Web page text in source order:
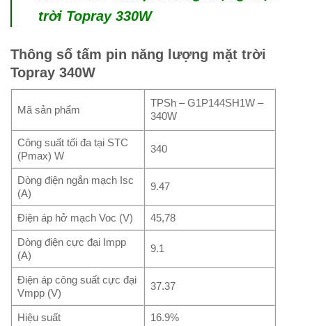
trời Topray 330W
Thông số tấm pin năng lượng mặt trời
Topray 340W
Mã sản phẩm
TPSh – G1P144SH1W –
340W
Công suất tối đa tại STC
(Pmax) W
340
Dòng điện ngắn mạch Isc
(A)
9.47
Điện áp hở mạch Voc (V) 45,78
Dòng điện cực đại Impp
(A)
9.1
Điện áp công suất cực đại
Vmpp (V)
37.37
Hiệu suất 16.9%